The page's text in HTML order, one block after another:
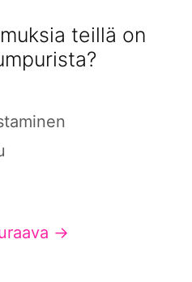
teillä on
→